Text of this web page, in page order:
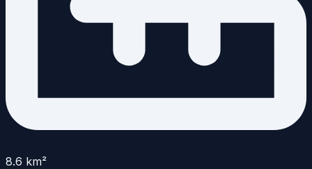
8.6 km²